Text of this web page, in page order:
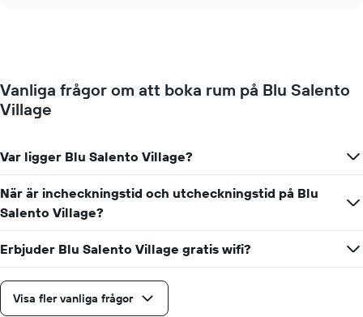
har
1
som
visar
veckodagarna.
Diagrammet
har
1
Y-
axel
som
visar
det
Vanliga frågor om att boka rum på Blu Salento
Village
Var ligger Blu Salento Village?
När är incheckningstid och utcheckningstid på Blu
Salento Village?
Erbjuder Blu Salento Village gratis wifi?
Visa fler vanliga frågor